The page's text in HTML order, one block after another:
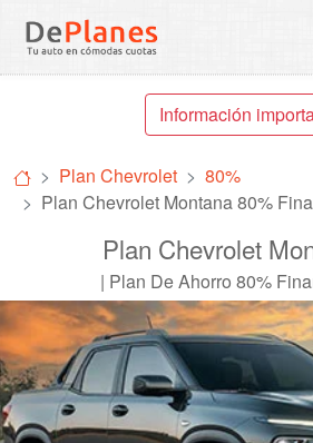
Información
Plan Chevrolet
80%
Plan Chevrolet Montana 80%
Plan Chevrolet
| Plan De Ahorro 80%